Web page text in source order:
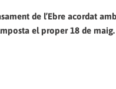
de l’Ebre acordat
el proper 18 de maig.